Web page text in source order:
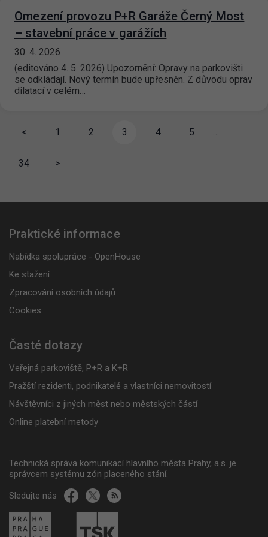
Omezení provozu P+R Garáže Černý Most
– stavební práce v garážích
30. 4. 2026
(editováno 4. 5. 2026) Upozornění: Opravy na parkovišti
se odkládají. Nový termín bude upřesněn. Z důvodu oprav
dilatací v celém…
< 1 2 3 4 5 …
34 >
Praktické informace
Nabídka spolupráce - OpenHouse
Ke stažení
Zpracování osobních údajů
Cookies
Časté dotazy
Veřejná parkoviště, P+R a K+R
Pražští rezidenti, podnikatelé a vlastníci nemovitostí
Návštěvníci z jiných měst nebo městských částí
Online platební metody
Technická správa komunikací hlavního města Prahy, a.s. je
správcem systému zón placeného stání.
Sledujte nás